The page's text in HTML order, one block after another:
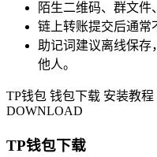
陌生二维码、群文件
链上转账提交后通常
助记词建议离线保存
他人。
TP钱包 钱包下载 安装教程
DOWNLOAD
TP钱包下载